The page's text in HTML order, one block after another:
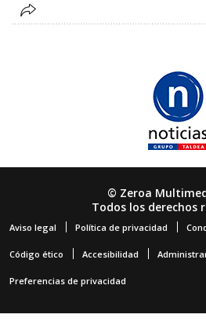
© Zeroa
Todos los derechos
Aviso legal Política de privacidad
Código ético Accesibilidad
Preferencias de privacidad